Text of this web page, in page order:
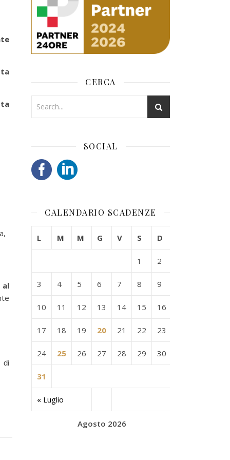
al
di
CERCA
SOCIAL
CALENDARIO SCADENZE
Agosto 2026
L M M G V S D
« Luglio
1 2
3 4 5 6 7 8 9
10 11 12 13 14 15 16
17 18 19 20 21 22 23
24 25 26 27 28 29 30
31